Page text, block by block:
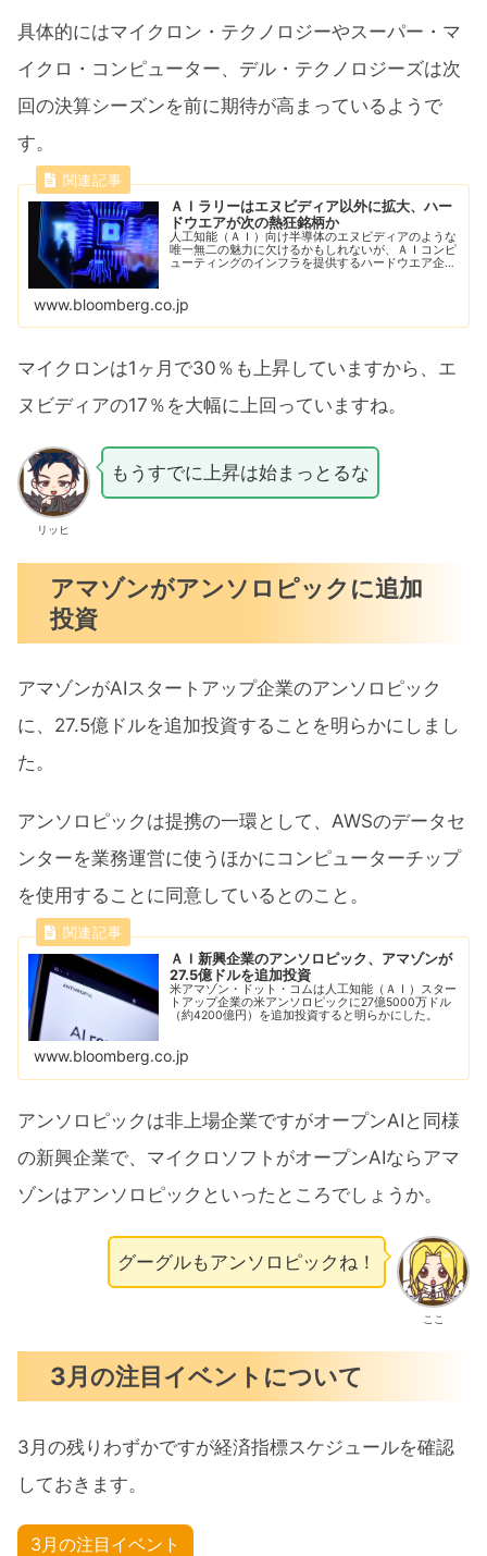
具体的にはマイクロン・テクノロジーやスーパー・マ
イクロ・コンピューター、デル・テクノロジーズは次
回の決算シーズンを前に期待が高まっているようで
す。
ＡＩラリーはエヌビディア以外に拡大、ハー
ドウエアが次の熱狂銘柄か
人工知能（ＡＩ）向け半導体のエヌビディアのような
唯一無二の魅力に欠けるかもしれないが、ＡＩコンピ
ューティングのインフラを提供するハードウエア企業
www.bloomberg.co.jp
マイクロンは1ヶ月で30％も上昇していますから、エ
ヌビディアの17％を大幅に上回っていますね。
リッヒ
もうすでに上昇は始まっとるな
アマゾンがアンソロピックに追加
投資
アマゾンがAIスタートアップ企業のアンソロピック
に、27.5億ドルを追加投資することを明らかにしまし
た。
アンソロピックは提携の一環として、AWSのデータセ
ンターを業務運営に使うほかにコンピューターチップ
を使用することに同意しているとのこと。
ＡＩ新興企業のアンソロピック、アマゾンが
27.5億ドルを追加投資
米アマゾン・ドット・コムは人工知能（ＡＩ）スター
トアップ企業の米アンソロピックに27億5000万ドル
（約4200億円）を追加投資すると明らかにした。
www.bloomberg.co.jp
アンソロピックは非上場企業ですがオープンAIと同様
の新興企業で、マイクロソフトがオープンAIならアマ
ゾンはアンソロピックといったところでしょうか。
ここ
グーグルもアンソロピックね！
3月の注目イベントについて
3月の残りわずかですが経済指標スケジュールを確認
しておきます。
3月の注目イベント